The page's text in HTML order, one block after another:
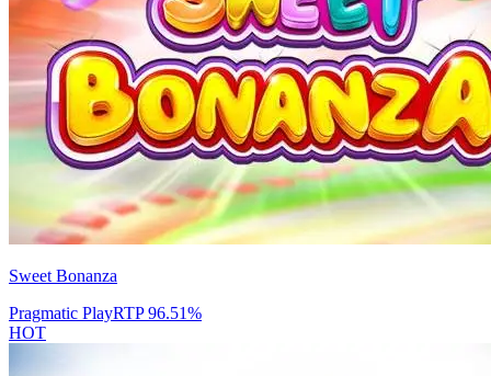
Sweet Bonanza
Pragmatic PlayRTP96.51%
HOT